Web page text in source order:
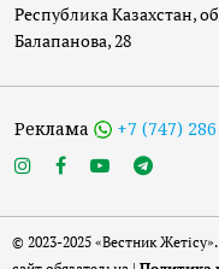
Республика Казахстан,
Балапанова, 28
Реклама +7 (747)
© 2023-2025 «Вестник